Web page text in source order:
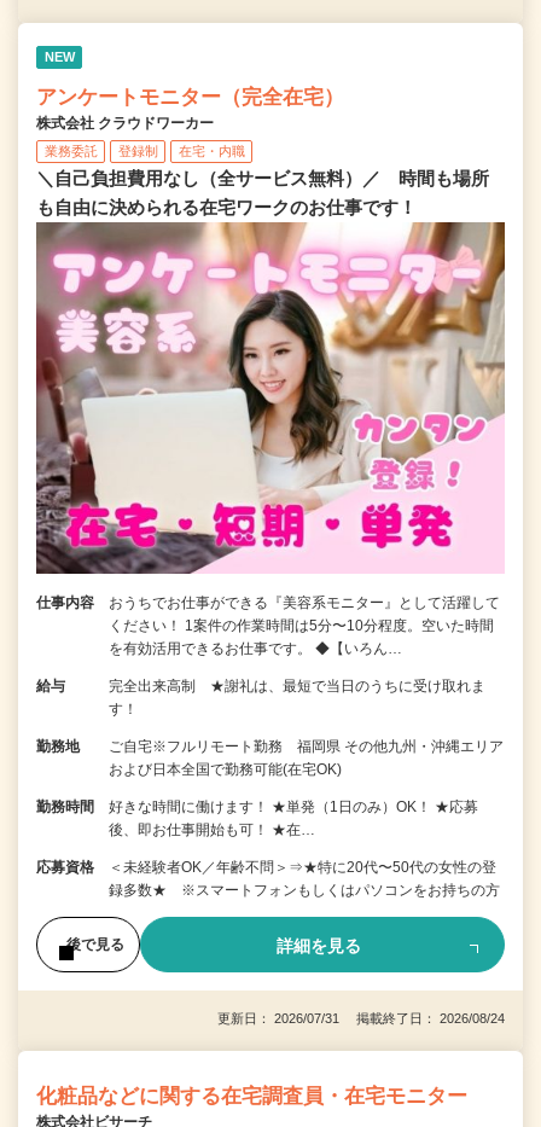
NEW
アンケートモニター（完全在宅）
株式会社 クラウドワーカー
業務委託 登録制 在宅・内職
＼自己負担費用なし（全サービス無料）／ 時間も場所
も自由に決められる在宅ワークのお仕事です！
仕事内容
おうちでお仕事ができる『美容系モニター』として活躍して
ください！ 1案件の作業時間は5分〜10分程度。空いた時間
を有効活用できるお仕事です。 ◆【いろん…
給与
完全出来高制 ★謝礼は、最短で当日のうちに受け取れま
す！
勤務地
ご自宅※フルリモート勤務 福岡県 その他九州・沖縄エリア
および日本全国で勤務可能(在宅OK)
勤務時間
好きな時間に働けます！ ★単発（1日のみ）OK！ ★応募
後、即お仕事開始も可！ ★在…
応募資格
＜未経験者OK／年齢不問＞⇒★特に20代〜50代の女性の登
録多数★ ※スマートフォンもしくはパソコンをお持ちの方
後で見る 詳細を見る
更新日： 2026/07/31 掲載終了日： 2026/08/24
化粧品などに関する在宅調査員・在宅モニター
株式会社ビサーチ